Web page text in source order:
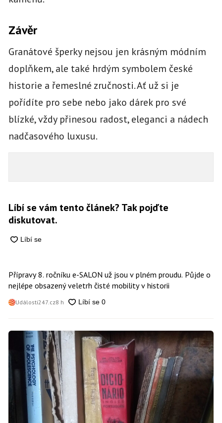
Závěr
Granátové šperky nejsou jen krásným módním
doplňkem, ale také hrdým symbolem české
historie a řemeslné zručnosti. Ať už si je
pořídíte pro sebe nebo jako dárek pro své
blízké, vždy přinesou radost, eleganci a nádech
nadčasového luxusu.
Líbí se vám tento článek? Tak pojďte
diskutovat.
Přípravy 8. ročníku e-SALON už jsou v plném proudu. Půjde o
nejlépe obsazený veletrh čisté mobility v historii
Události247.cz8 h